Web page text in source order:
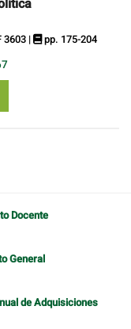
3603 | pp. 175-204
Docente
General
de Adquisiciones